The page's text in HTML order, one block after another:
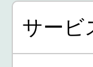
サービ